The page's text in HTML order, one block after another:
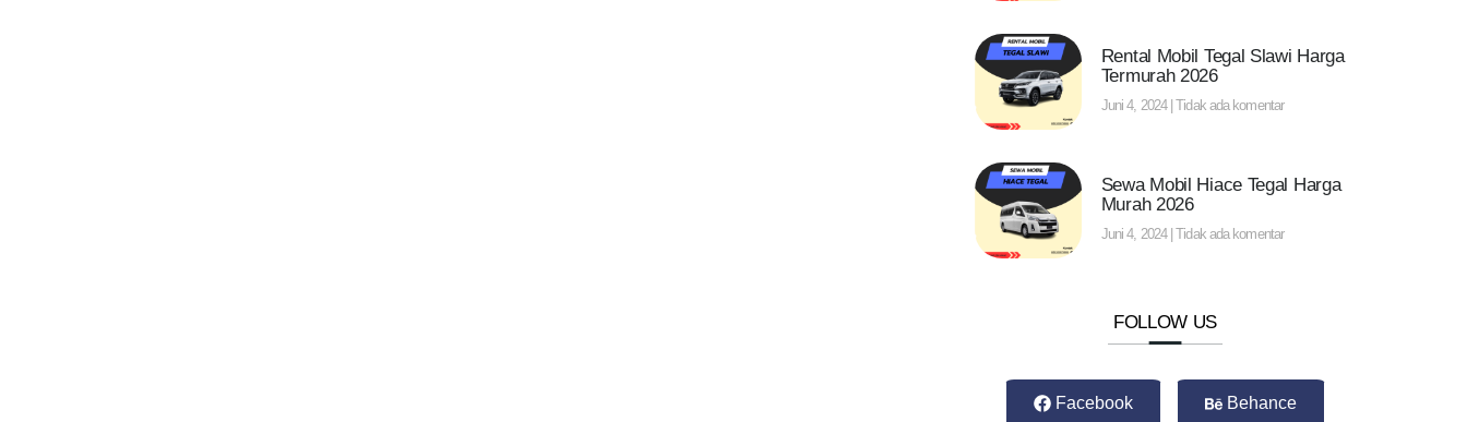
Rental Mobil Tegal Slawi Harga
Termurah 2026
Juni 4, 2024 Tidak ada komentar
Sewa Mobil Hiace Tegal Harga
Murah 2026
Juni 4, 2024 Tidak ada komentar
FOLLOW US
Facebook Behance